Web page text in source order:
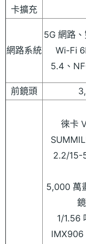
卡擴充
網路系統
5G 網路、
Wi-Fi
5.4、
前鏡頭
徠卡
2.2/15-
5,000 萬
1/1.56
IMX906